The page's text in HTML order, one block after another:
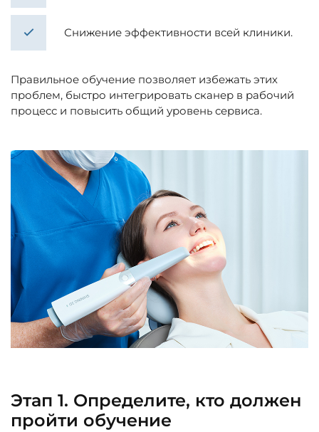
Снижение эффективности всей клиники.
Правильное обучение позволяет избежать этих
проблем, быстро интегрировать сканер в рабочий
процесс и повысить общий уровень сервиса.
Этап 1. Определите, кто должен
пройти обучение